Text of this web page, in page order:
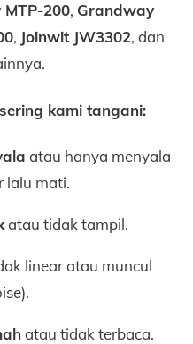
MTP-200, Grandway
, Joinwit JW3302, dan
kami tangani:
atau hanya menyala
lalu mati.
atau tidak tampil.
linear atau muncul
atau tidak terbaca.